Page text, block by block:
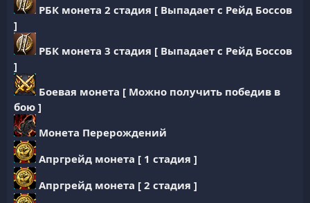
РБК монета 2 стадия [ Выпадает с Рейд Боссов
]
РБК монета 3 стадия [ Выпадает с Рейд Боссов
]
Боевая монета [ Можно получить победив в
бою ]
Монета Перерождений
Апргрейд монета [ 1 стадия ]
Апргрейд монета [ 2 стадия ]